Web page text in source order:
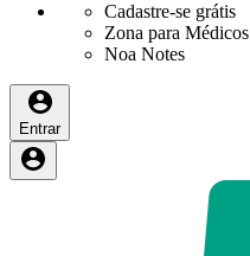
Cadastre-se grátis
Zona para Médicos
Noa Notes
Entrar